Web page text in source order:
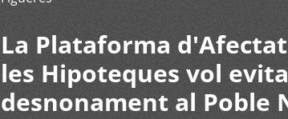
La Plataforma
les Hipoteques vol
desnonament al Poble